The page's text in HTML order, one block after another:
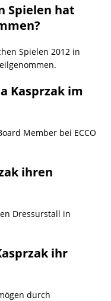
Spielen hat
Spielen 2012 in
Kasprzak im
Member bei ECCO
ihren
Dressurstall in
ihr
durch